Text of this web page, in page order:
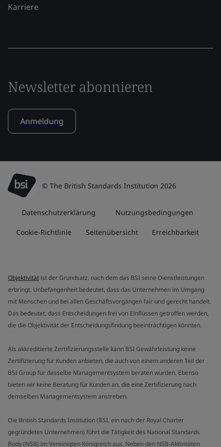
Karriere
Newsletter abonnieren
Anmeldung
© The British Standards Institution 2026
Datenschutzerklärung Nutzungsbedingungen
Cookie-Richtlinie Seitenübersicht Erreichbarkeit
Objektivität ist der Grundsatz, nach dem das BSI seine Dienstleistungen
erbringt. Unbefangenheit bedeutet, dass das Unternehmen im Umgang
mit Menschen und bei allen Geschäftsvorgängen fair und gerecht handelt.
Das bedeutet, dass Entscheidungen frei von Einflüssen getroffen werden,
die die Objektivität der Entscheidungsfindung beeinträchtigen könnten.
Als akkreditierte Zertifizierungsstelle kann BSI Gewährleistung keine
Zertifizierung für Kunden anbieten, die auch von einem anderen Teil der
BSI Group für dasselbe Managementsystem beraten wurden. Ebenso
bieten wir keine Beratung für Kunden an, die eine Zertifizierung nach
demselben Managementsystem anstreben.
Die British Standards Institution (BSI, ein nach der Royal Charter
gegründetes Unternehmen) führt die Tätigkeit des National Standards
Body (NSB) im Vereinigten Königreich aus. Neben den NSB-Aktivitäten